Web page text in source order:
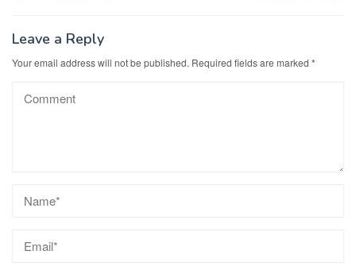
Leave a Reply
Your email address will not be published. Required fields are marked *